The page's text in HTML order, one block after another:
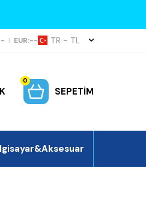
| EUR:-- TR − TL
0
SEPETIM